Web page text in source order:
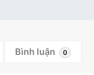
Bình luận 0